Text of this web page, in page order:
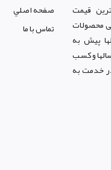
قیمت
محصولات
پیش به
و کسب
خدمت به
صفحه اصلي
تماس با ما